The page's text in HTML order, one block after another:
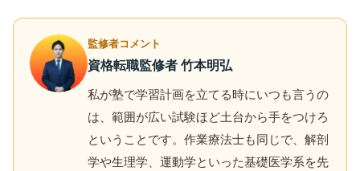
監修者コメント
資格転職監修者 竹本明弘
私が塾で学習計画を立てる時にいつも言うの
は、範囲が広い試験ほど土台から手をつけろ
ということです。作業療法士も同じで、解剖
学や生理学、運動学といった基礎医学系を先